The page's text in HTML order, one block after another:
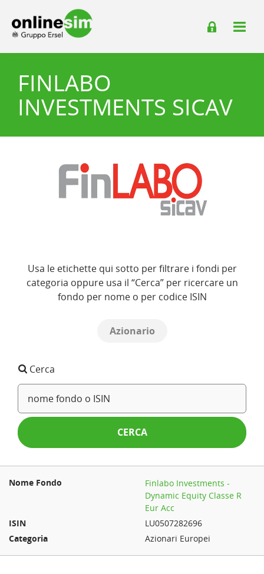
FINLABO
INVESTMENTS SICAV
Usa le etichette qui sotto per filtrare i fondi per
categoria oppure usa il “Cerca” per ricercare un
fondo per nome o per codice ISIN
Azionario
Cerca
CERCA
Finlabo Investments -
Dynamic Equity Classe R
Eur Acc
LU0507282696
Azionari Europei